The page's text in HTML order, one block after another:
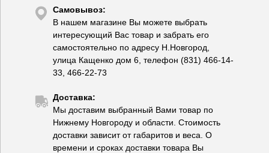
Самовывоз:
В нашем магазине Вы можете выбрать
интересующий Вас товар и забрать его
самостоятельно по адресу Н.Новгород,
улица Кащенко дом 6, телефон (831) 466-14-
33, 466-22-73
Доставка:
Мы доставим выбранный Вами товар по
Нижнему Новгороду и области. Стоимость
доставки зависит от габаритов и веса. О
времени и сроках доставки товара Вы